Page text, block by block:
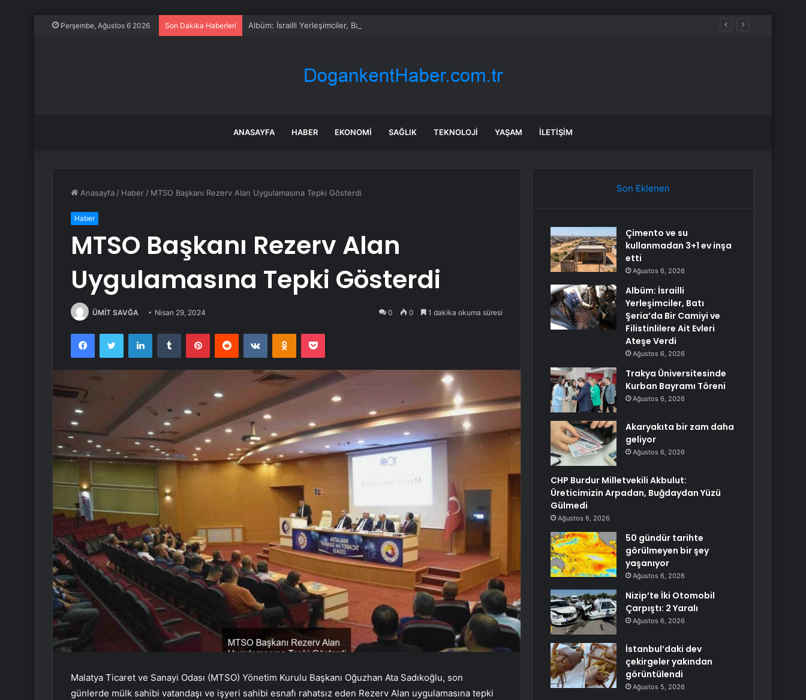
Perşembe, Ağustos 6 2026 Son Dakika Haberleri Albüm: İsrailli Yerleşimciler, Batı Şeria’da Bir Camiyi ve Filistinlilere Ait Evleri Ateşe Verdi
ANASAYFA HABER EKONOMI SAĞLIK TEKNOLOJI YAŞAM İLETIŞIM
Anasayfa / Haber / MTSO Başkanı Rezerv Alan Uygulamasına Tepki Gösterdi
Haber
MTSO Başkanı Rezerv Alan
Uygulamasına Tepki Gösterdi
ÜMİT SAVĞA Nisan 29, 2024 0 0 1 dakika okuma süresi
FacebookTwitter LinkedInTumblr PinterestReddit VKontakteOdnoklassniki
Pocket
Malatya Ticaret ve Sanayi Odası (MTSO) Yönetim Kurulu Başkanı Oğuzhan Ata Sadıkoğlu, son
günlerde mülk sahibi vatandaşı ve işyeri sahibi esnafı rahatsız eden Rezerv Alan uygulamasına tepki
Son Eklenen
Çimento ve su
kullanmadan 3+1 ev inşa
etti
Ağustos 6, 2026
Albüm: İsrailli
Yerleşimciler, Batı
Şeria’da Bir Camiyi ve
Filistinlilere Ait Evleri
Ateşe Verdi
Ağustos 6, 2026
Trakya Üniversitesinde
Kurban Bayramı Töreni
Ağustos 6, 2026
Akaryakıta bir zam daha
geliyor
Ağustos 6, 2026
CHP Burdur Milletvekili Akbulut:
Üreticimizin Arpadan, Buğdaydan Yüzü
Gülmedi
Ağustos 6, 2026
50 gündür tarihte
görülmeyen bir şey
yaşanıyor
Ağustos 6, 2026
Nizip’te İki Otomobil
Çarpıştı: 2 Yaralı
Ağustos 6, 2026
İstanbul’daki dev
çekirgeler yakından
görüntülendi
Ağustos 5, 2026